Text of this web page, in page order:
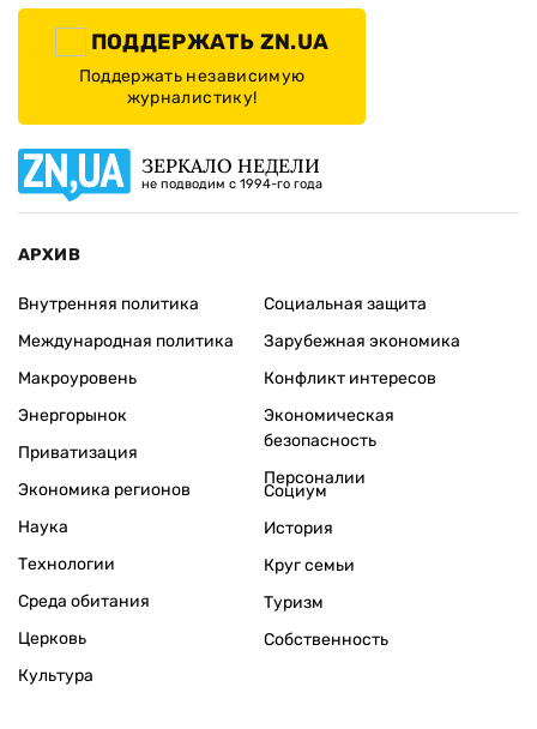
ПОДДЕРЖАТЬ ZN.UA
Поддержать независимую
журналистику!
ЗЕРКАЛО НЕДЕЛИ
не подводим с 1994-го года
АРХИВ
Внутренняя политика
Международная политика
Макроуровень
Энергорынок
Приватизация
Экономика регионов
Социальная защита
Зарубежная экономика
Конфликт интересов
Экономическая
безопасность
Персоналии
Наука
Технологии
Среда обитания
Церковь
Культура
Социум
История
Круг семьи
Туризм
Собственность